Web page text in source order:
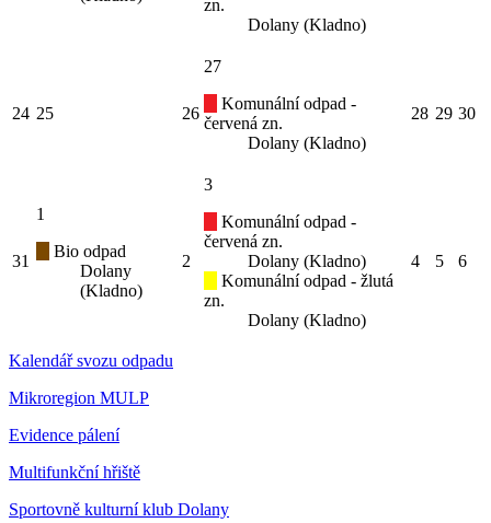
zn.
Dolany (Kladno)
24 25 26
27
Komunální odpad -
červená zn.
Dolany (Kladno)
28 29 30
31
1
Bio odpad
Dolany
(Kladno)
2
3
Komunální odpad -
červená zn.
Dolany (Kladno)
Komunální odpad - žlutá
zn.
Dolany (Kladno)
4 5 6
Kalendář svozu odpadu
Mikroregion MULP
Evidence pálení
Multifunkční hřiště
Sportovně kulturní klub Dolany